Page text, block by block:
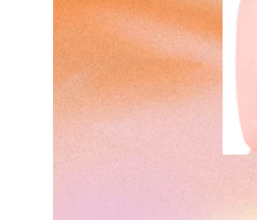
Капсулы С Маслом Для
Обновления